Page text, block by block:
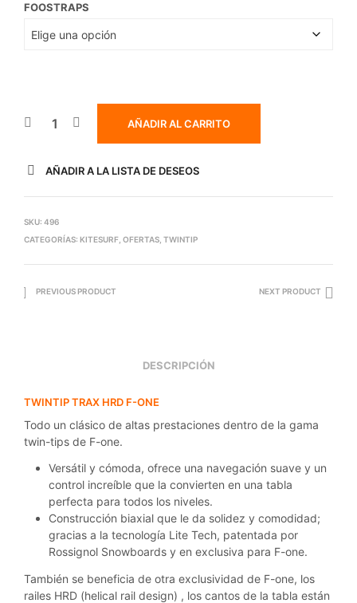
FOOSTRAPS
AÑADIR AL CARRITO
AÑADIR A LA LISTA DE DESEOS
SKU: 496
CATEGORÍAS: KITESURF OFERTAS TWINTIP
PREVIOUS PRODUCT NEXT PRODUCT
DESCRIPCIÓN
TWINTIP TRAX HRD F-ONE
Todo un clásico de altas prestaciones dentro de la gama
twin-tips de F-one.
Versátil y cómoda, ofrece una navegación suave y un
control increíble que la convierten en una tabla
perfecta para todos los niveles.
Construcción biaxial que le da solidez y comodidad;
gracias a la tecnología Lite Tech, patentada por
Rossignol Snowboards y en exclusiva para F-one.
También se beneficia de otra exclusividad de F-one, los
railes HRD (helical rail design) , los cantos de la tabla están